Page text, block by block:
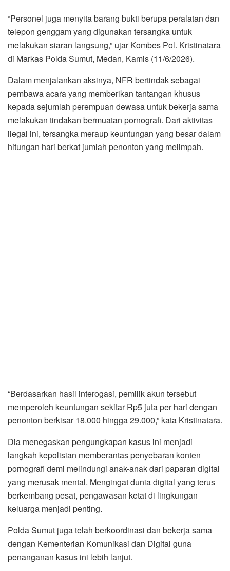
“Personel juga menyita barang bukti berupa peralatan dan
telepon genggam yang digunakan tersangka untuk
melakukan siaran langsung,” ujar Kombes Pol. Kristinatara
di Markas Polda Sumut, Medan, Kamis (11/6/2026).
Dalam menjalankan aksinya, NFR bertindak sebagai
pembawa acara yang memberikan tantangan khusus
kepada sejumlah perempuan dewasa untuk bekerja sama
melakukan tindakan bermuatan pornografi. Dari aktivitas
ilegal ini, tersangka meraup keuntungan yang besar dalam
hitungan hari berkat jumlah penonton yang melimpah.
“Berdasarkan hasil interogasi, pemilik akun tersebut
memperoleh keuntungan sekitar Rp5 juta per hari dengan
penonton berkisar 18.000 hingga 29.000,” kata Kristinatara.
Dia menegaskan pengungkapan kasus ini menjadi
langkah kepolisian memberantas penyebaran konten
pornografi demi melindungi anak-anak dari paparan digital
yang merusak mental. Mengingat dunia digital yang terus
berkembang pesat, pengawasan ketat di lingkungan
keluarga menjadi penting.
Polda Sumut juga telah berkoordinasi dan bekerja sama
dengan Kementerian Komunikasi dan Digital guna
penanganan kasus ini lebih lanjut.